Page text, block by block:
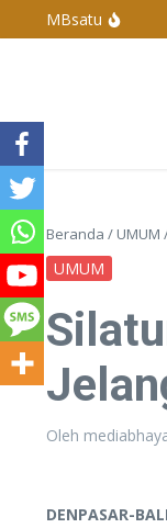
Lewati ke konten
MBsatu
Beranda / UMUM
UMUM
Oleh
DENPASAR-